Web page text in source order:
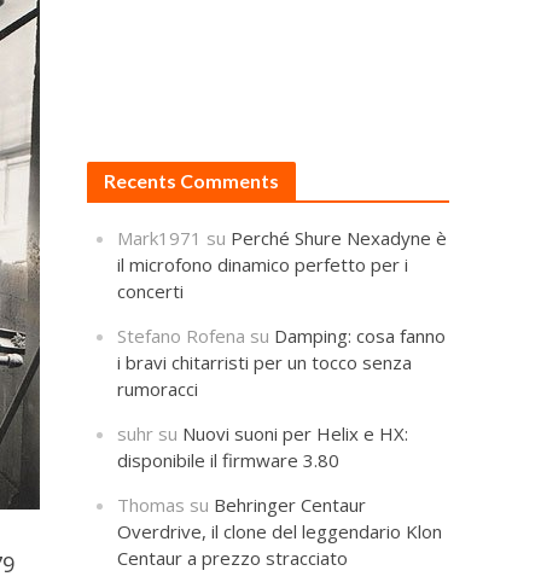
Recents Comments
Mark1971 su Perché Shure Nexadyne è
il microfono dinamico perfetto per i
concerti
Stefano Rofena su Damping: cosa fanno
i bravi chitarristi per un tocco senza
rumoracci
suhr su Nuovi suoni per Helix e HX:
disponibile il firmware 3.80
Thomas su Behringer Centaur
Overdrive, il clone del leggendario Klon
Centaur a prezzo stracciato